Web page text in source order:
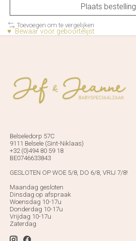
Plaats bestelling
Toevoegen om te vergelijken
♥ Bewaar voor geboortelijst
Belseledorp 57C
9111 Belsele (Sint-Niklaas)
+32 (0)494 80 59 18
BE0746633843
GESLOTEN OP WOE 5/8, DO 6/8, VRIJ 7/8!
Maandag gesloten
Dinsdag op afspraak
Woensdag 10-17u
Donderdag 10-17u
Vrijdag 10-17u
Zaterdag